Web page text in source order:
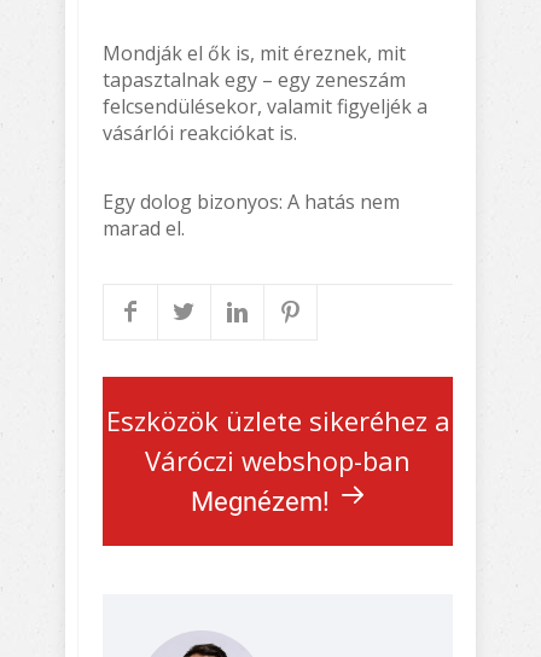
Mondják el ők is, mit éreznek, mit
tapasztalnak egy – egy zeneszám
felcsendülésekor, valamit figyeljék a
vásárlói reakciókat is.
Egy dolog bizonyos: A hatás nem
marad el.
Eszközök üzlete sikeréhez a
Váróczi webshop-ban
Megnézem!